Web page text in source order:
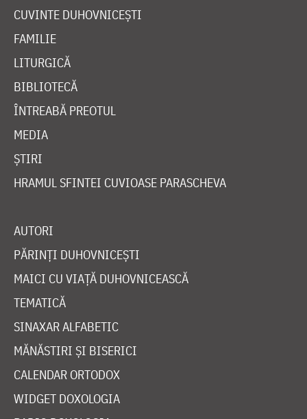
CUVINTE DUHOVNICEȘTI
FAMILIE
LITURGICĂ
BIBLIOTECĂ
ÎNTREABĂ PREOTUL
MEDIA
ȘTIRI
HRAMUL SFINTEI CUVIOASE PARASCHEVA
AUTORI
PĂRINȚI DUHOVNICEȘTI
MAICI CU VIAȚĂ DUHOVNICEASCĂ
TEMATICĂ
SINAXAR ALFABETIC
MĂNĂSTIRI ȘI BISERICI
CALENDAR ORTODOX
WIDGET DOXOLOGIA